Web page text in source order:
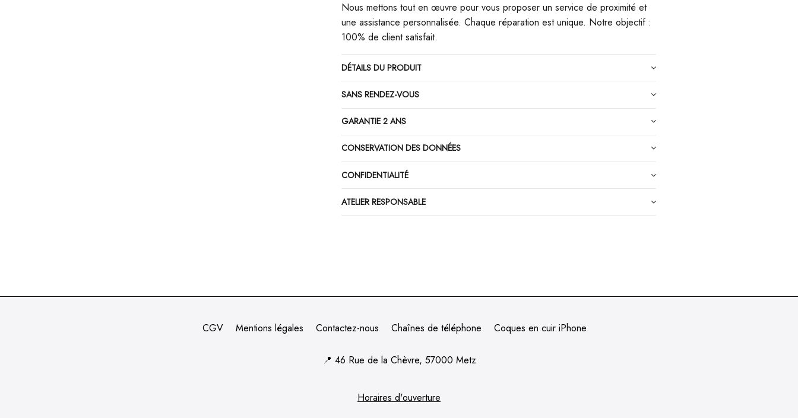
Nous mettons tout en œuvre pour vous proposer un service de proximité et
une assistance personnalisée. Chaque réparation est unique. Notre objectif :
100% de client satisfait.
DÉTAILS DU PRODUIT
SANS RENDEZ-VOUS
GARANTIE 2 ANS
CONSERVATION DES DONNÉES
CONFIDENTIALITÉ
ATELIER RESPONSABLE
CGV Mentions légales Contactez-nous Chaînes de téléphone Coques en cuir iPhone
📍 46 Rue de la Chèvre, 57000 Metz
Horaires d'ouverture